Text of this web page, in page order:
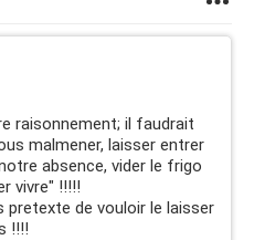
raisonnement; il faudrait
malmener, laisser entrer
absence, vider le frigo
vivre" !!!!!
pretexte de vouloir le laisser
!!!!